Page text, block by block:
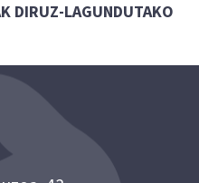
DIRUZ-LAGUNDUTAKO